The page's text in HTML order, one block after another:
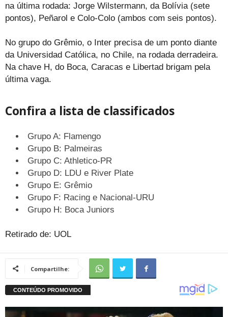
na última rodada: Jorge Wilstermann, da Bolívia (sete
pontos), Peñarol e Colo-Colo (ambos com seis pontos).
No grupo do Grêmio, o Inter precisa de um ponto diante
da Universidad Católica, no Chile, na rodada derradeira.
Na chave H, do Boca, Caracas e Libertad brigam pela
última vaga.
Confira a lista de classificados
Grupo A: Flamengo
Grupo B: Palmeiras
Grupo C: Athletico-PR
Grupo D: LDU e River Plate
Grupo E: Grêmio
Grupo F: Racing e Nacional-URU
Grupo H: Boca Juniors
Retirado de: UOL
Compartilhe: